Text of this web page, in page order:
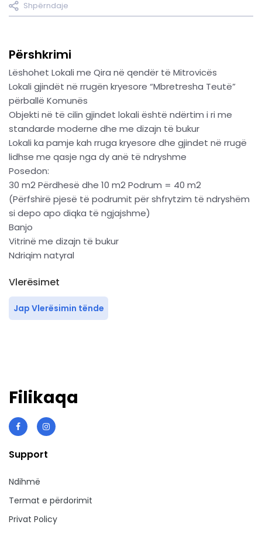
Shpërndaje
Përshkrimi
Lëshohet Lokali me Qira në qendër të Mitrovicës
Lokali gjindët në rrugën kryesore “Mbretresha Teutë”
përballë Komunës
Objekti në të cilin gjindet lokali është ndërtim i ri me
standarde moderne dhe me dizajn të bukur
Lokali ka pamje kah rruga kryesore dhe gjindet në rrugë
lidhse me qasje nga dy anë të ndryshme
Posedon:
30 m2 Përdhesë dhe 10 m2 Podrum = 40 m2
(Përfshirë pjesë të podrumit për shfrytzim të ndryshëm
si depo apo diqka të ngjajshme)
Banjo
Vitrinë me dizajn të bukur
Ndriqim natyral
Vlerësimet
Jap Vlerësimin tënde
Filikaqa
Support
Ndihmë
Termat e përdorimit
Privat Policy